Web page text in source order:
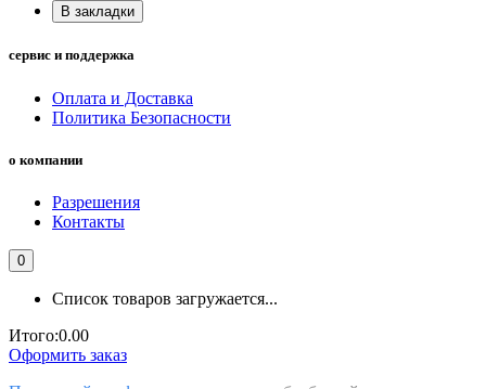
В закладки
сервис и поддержка
Оплата и Доставка
Политика Безопасности
о компании
Разрешения
Контакты
0
Список товаров загружается...
Итого:0.00
Оформить заказ